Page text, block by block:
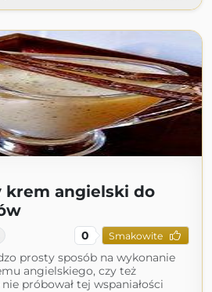
krem angielski do
0 Smakowite
prosty sposób na wykonanie
angielskiego, czy też
próbował tej wspaniałości